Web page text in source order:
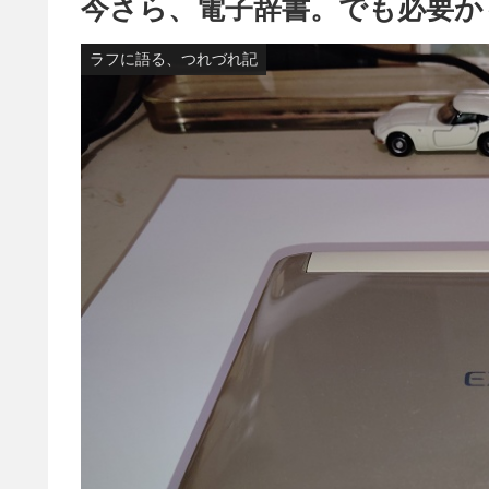
今さら、電子辞書。でも必要
ラフに語る、つれづれ記